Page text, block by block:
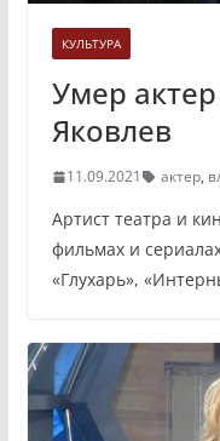
КУЛЬТУРА
Умер
Яковлев
11.09.2021 актер,
Артист театра и
фильмах и
«Глухарь»,